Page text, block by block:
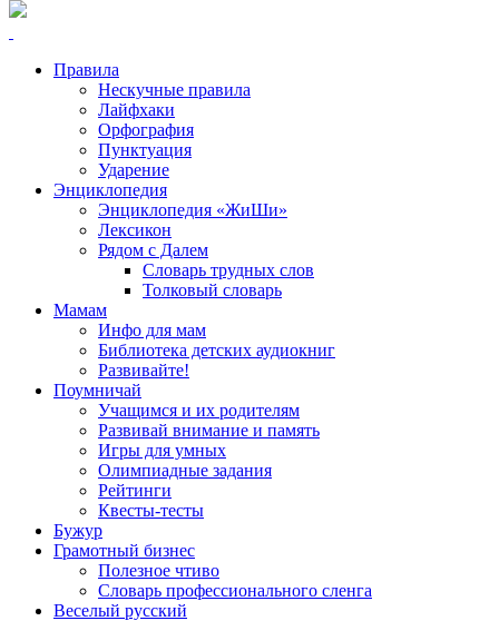
Правила
Нескучные правила
Лайфхаки
Орфография
Пунктуация
Ударение
Энциклопедия
Энциклопедия «ЖиШи»
Лексикон
Рядом с Далем
Словарь трудных слов
Толковый словарь
Мамам
Инфо для мам
Библиотека детских аудиокниг
Развивайте!
Поумничай
Учащимся и их родителям
Развивай внимание и память
Игры для умных
Олимпиадные задания
Рейтинги
Квесты-тесты
Бужур
Грамотный бизнес
Полезное чтиво
Словарь профессионального сленга
Веселый русский